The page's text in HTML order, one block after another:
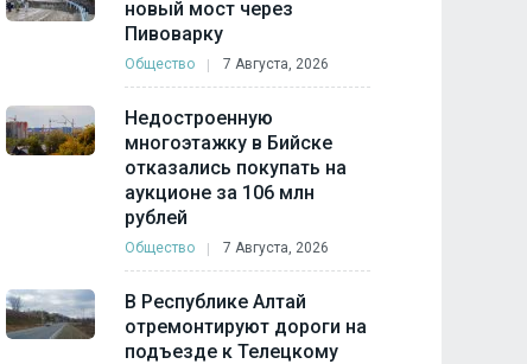
новый мост через
Пивоварку
Общество 7 Августа, 2026
Недостроенную
многоэтажку в Бийске
отказались покупать на
аукционе за 106 млн
рублей
Общество 7 Августа, 2026
В Республике Алтай
отремонтируют дороги на
подъезде к Телецкому